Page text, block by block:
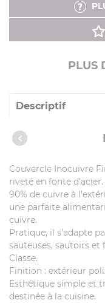
PLUS
Descriptif
Caractéristiques
Couvercle Inocuivre
riveté en fonte d’acier.
90% de cuivre à
une parfaite
cuivre.
Pratique, il s’adapte
sauteuses, sautoirs
Classe.
Finition : extérieur
Esthétique simple et
destinée à la cuisine.